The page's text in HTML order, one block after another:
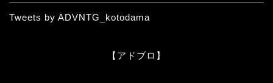
Tweets by ADVNTG_kotodama
【アドブロ】